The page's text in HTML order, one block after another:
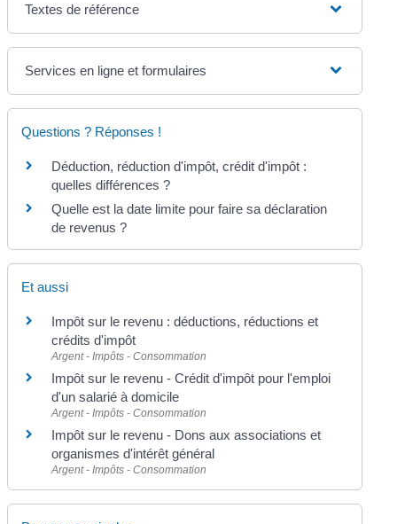
Textes de référence
Services en ligne et formulaires
Questions ? Réponses !
Déduction, réduction d'impôt, crédit d'impôt :
quelles différences ?
Quelle est la date limite pour faire sa déclaration
de revenus ?
Et aussi
Impôt sur le revenu : déductions, réductions et
crédits d'impôt
Argent - Impôts - Consommation
Impôt sur le revenu - Crédit d'impôt pour l'emploi
d'un salarié à domicile
Argent - Impôts - Consommation
Impôt sur le revenu - Dons aux associations et
organismes d'intérêt général
Argent - Impôts - Consommation